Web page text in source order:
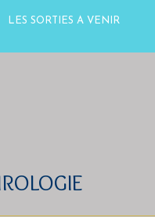
LES SORTIES A VENIR